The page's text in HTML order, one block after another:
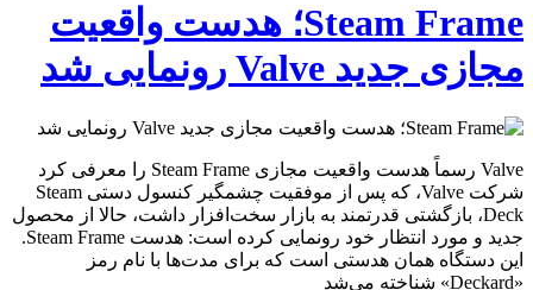
Steam Frame؛ هدست واقعیت
مجازی جدید Valve رونمایی شد
Valve رسماً هدست واقعیت مجازی Steam Frame را معرفی کرد
شرکت Valve، که پس از موفقیت چشمگیر کنسول دستی Steam
Deck، بازگشتی قدرتمند به بازار سخت‌افزار داشت، حالا از محصول
جدید و مورد انتظار خود رونمایی کرده است: هدست Steam Frame.
این دستگاه همان هدستی است که برای مدت‌ها با نام رمز
«Deckard» شناخته می‌شد